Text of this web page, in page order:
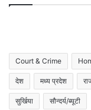
Court & Crime
देश मध्य प्रदेश
सुर्खिया सौन्दर्य/ब्यूटी